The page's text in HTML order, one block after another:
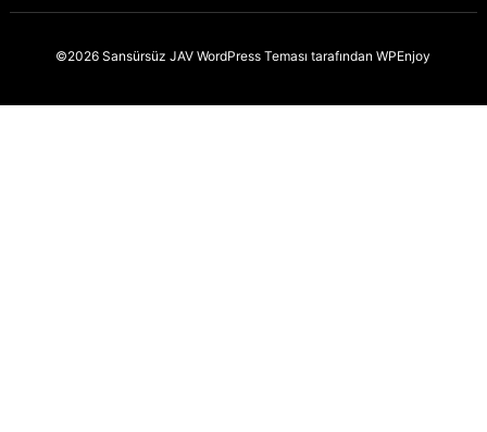
©2026 Sansürsüz JAVWordPress Teması tarafındanWPEnjoy